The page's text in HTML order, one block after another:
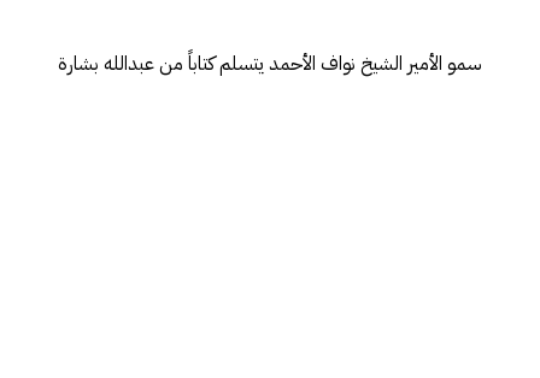
سمو الأمير الشيخ نواف الأحمد يتسلم كتاباً من عبدالله بشارة